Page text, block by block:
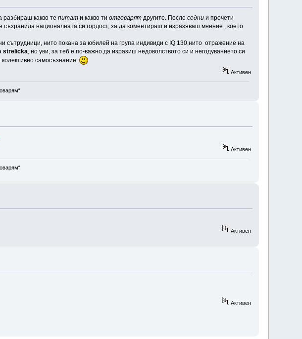
разбираш какво те питат и какво ти отговарятдругите. После седнии прочети
националната си гордост, за да коментираш и изразяваш мнение , което
сътрудници, нито покана за юбилей на група индивиди с IQ 130,нито отражение на
strelicka , но уви, за теб е по-важно да изразиш недоволството си и негодуванието си
самосъзнание.
Активен
Активен
Активен
Активен